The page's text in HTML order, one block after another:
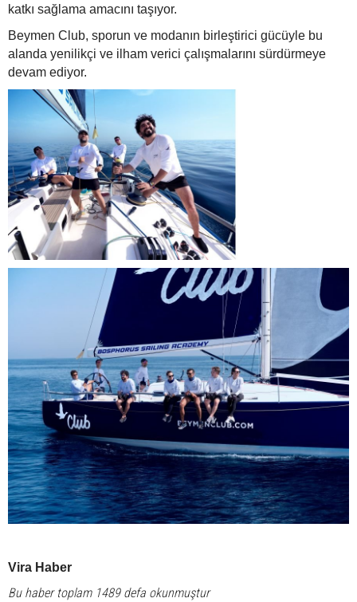
katkı sağlama amacını taşıyor.
Beymen Club, sporun ve modanın birleştirici gücüyle bu
alanda yenilikçi ve ilham verici çalışmalarını sürdürmeye
devam ediyor.
Vira Haber
Bu haber toplam 1489 defa okunmuştur